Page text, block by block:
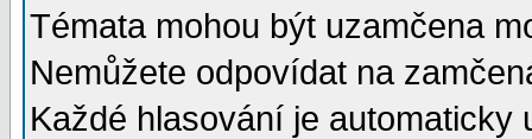
Témata mohou být uzamčena
Nemůžete odpovídat na
Každé hlasování je automaticky